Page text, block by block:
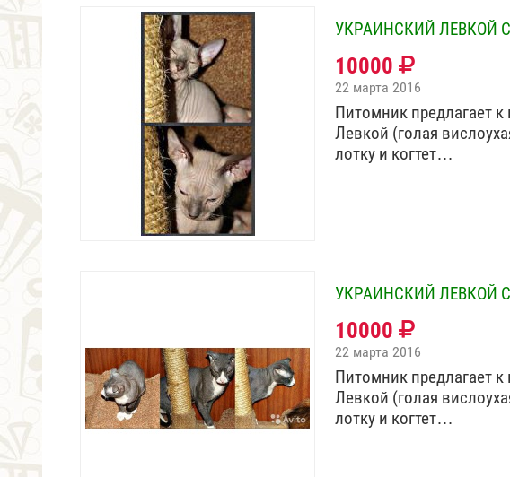
УКРАИНСКИЙ ЛЕВКОЙ
10000
22 марта 2016
Питомник предлагает
Левкой (голая
лотку и когтет…
УКРАИНСКИЙ ЛЕВКОЙ
10000
22 марта 2016
Питомник предлагает
Левкой (голая
лотку и когтет…